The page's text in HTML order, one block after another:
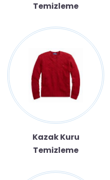
Temizleme
Kazak Kuru
Temizleme